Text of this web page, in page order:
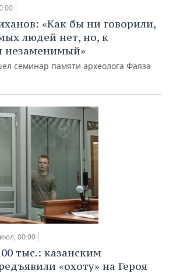
«Как бы ни говорили,
людей нет, но, к
незаменимый»
семинар памяти археолога Фаяза
00:00
тыс.: казанским
«охоту» на Героя